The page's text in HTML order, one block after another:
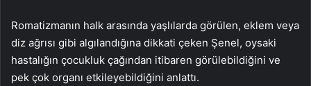
Romatizmanın halk arasında yaşlılarda görülen, eklem veya
diz ağrısı gibi algılandığına dikkati çeken Şenel, oysaki
hastalığın çocukluk çağından itibaren görülebildiğini ve
pek çok organı etkileyebildiğini anlattı.